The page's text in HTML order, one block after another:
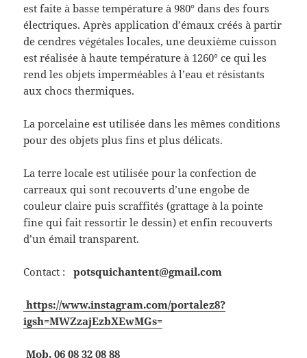
est faite à basse température à 980° dans des fours
électriques. Après application d’émaux créés à partir
de cendres végétales locales, une deuxième cuisson
est réalisée à haute température à 1260° ce qui les
rend les objets imperméables à l’eau et résistants
aux chocs thermiques.
La porcelaine est utilisée dans les mêmes conditions
pour des objets plus fins et plus délicats.
La terre locale est utilisée pour la confection de
carreaux qui sont recouverts d’une engobe de
couleur claire puis scraffités (grattage à la pointe
fine qui fait ressortir le dessin) et enfin recouverts
d’un émail transparent.
Contact : potsquichantent@gmail.com
https://www.instagram.com/portalez8?
igsh=MWZzajEzbXEwMGs=
Mob. 06 08 32 08 88